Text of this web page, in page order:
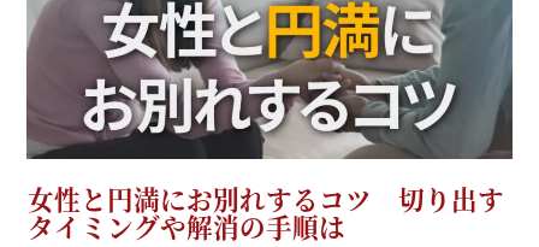
女性と円満にお別れするコツ 切り出す
タイミングや解消の手順は